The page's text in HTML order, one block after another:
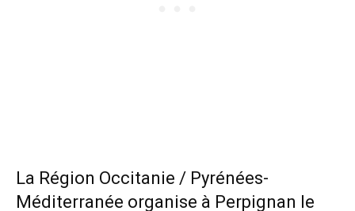
La Région Occitanie / Pyrénées-
Méditerranée organise à Perpignan le